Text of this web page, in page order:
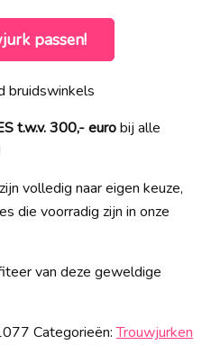
passen!
bruidswinkels
t.w.v. 300,- eurobij alle
volledig naar eigen keuze,
die voorradig zijn in onze
van deze geweldige
Categorieën:Trouwjurken